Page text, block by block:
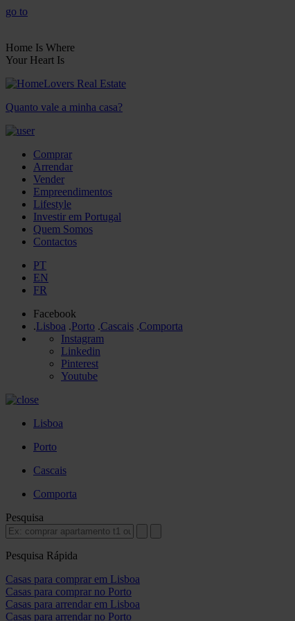
go to
Home Is Where
Your Heart Is
Quanto vale a minha casa?
Comprar
Arrendar
Vender
Empreendimentos
Lifestyle
Investir em Portugal
Quem Somos
Contactos
PT
EN
FR
Facebook
.Lisboa .Porto .Cascais .Comporta
Instagram
Linkedin
Pinterest
Youtube
Lisboa
Porto
Cascais
Comporta
Pesquisa
Pesquisa Rápida
Casas para comprar em Lisboa
Casas para comprar no Porto
Casas para arrendar em Lisboa
Casas para arrendar no Porto